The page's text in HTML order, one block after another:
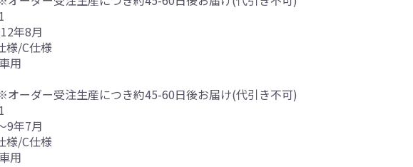
年8月
様/C仕様
用
ーダー受注生産につき約45-60日後お届け(代引き不可)
9年7月
様/C仕様
用